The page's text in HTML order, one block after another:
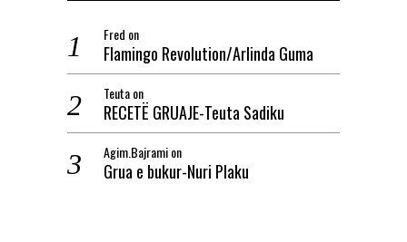
Fred on
Flamingo Revolution/Arlinda Guma
Teutaon
RECETË GRUAJE-Teuta Sadiku
Agim.Bajramion
Grua e bukur-Nuri Plaku